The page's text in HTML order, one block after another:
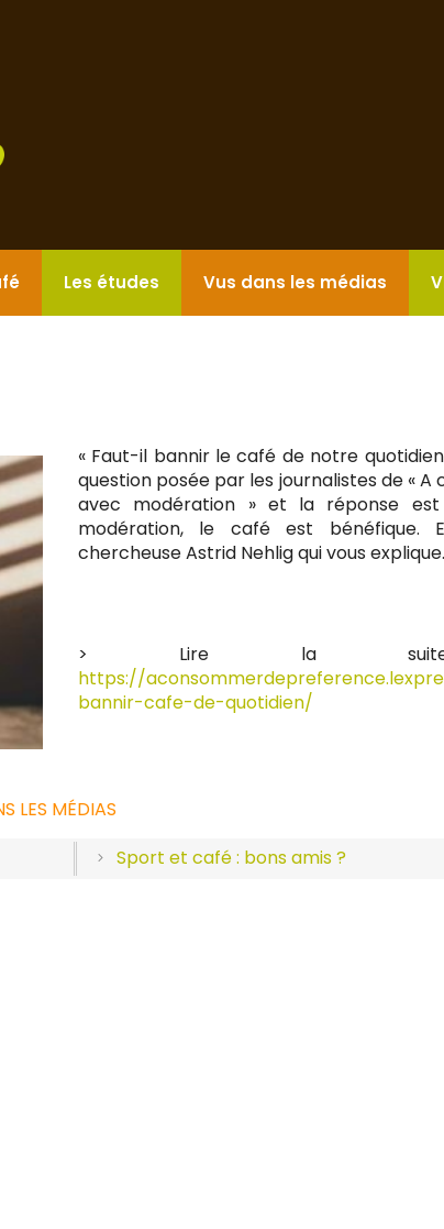
Les études Vus dans les médias
« Faut-il bannir le café de notre quotidien
question posée par les journalistes de « A
avec modération » et la réponse
modération, le café est bénéfique.
chercheuse Astrid Nehlig qui vous explique.
> Lire la
https://
bannir-cafe-de-quotidien/
LES MÉDIAS
Sport et café : bons amis ?